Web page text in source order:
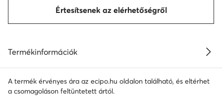
Értesítsenek az elérhetőségről
Termékinformációk
A termék érvényes ára az ecipo.hu oldalon található, és eltérhet
a csomagoláson feltüntetett ártól.